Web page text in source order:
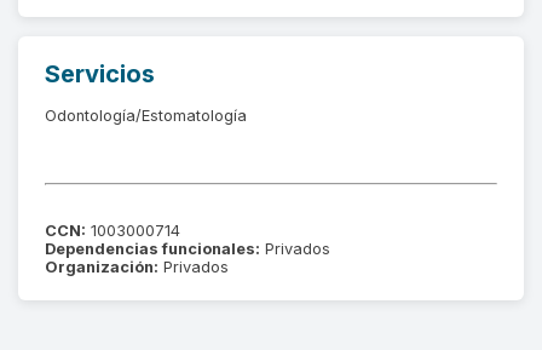
Servicios
Odontología/Estomatología
CCN: 1003000714
Dependencias funcionales: Privados
Organización: Privados